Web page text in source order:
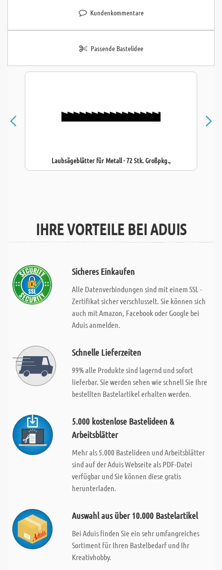
Kundenkommentare
Passende Bastelidee
Laubsägeblätter für Metall - 72 Stk. Großpkg.,
IHRE VORTEILE BEI ADUIS
Sicheres Einkaufen
Alle Datenverbindungen sind mit einem SSL -
Zertifikat sicher verschlusselt. Sie können sich
auch mit Amazon, Facebook oder Google bei
Aduis anmelden.
Schnelle Lieferzeiten
99% alle Produkte sind lagernd und sofort
lieferbar. Sie werden sehen wie schnell Sie Ihre
bestellten Bastelartikel erhalten werden.
5.000 kostenlose Bastelideen &
Arbeitsblätter
Mehr als 5.000 Bastelideen und Arbeitsblätter
sind auf der Aduis Webseite als PDF-Datei
verfügbar und Sie können diese gratis
herunterladen.
Auswahl aus über 10.000 Bastelartikel
Bei Aduis finden Sie ein sehr umfangreiches
Sortiment für Ihren Bastelbedarf und Ihr
Kreativhobby.